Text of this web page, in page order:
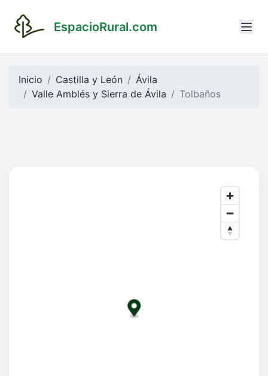
EspacioRural.com
Inicio Castilla y León
Ávila
Valle Amblés y Sierra de Ávila
Tolbaños